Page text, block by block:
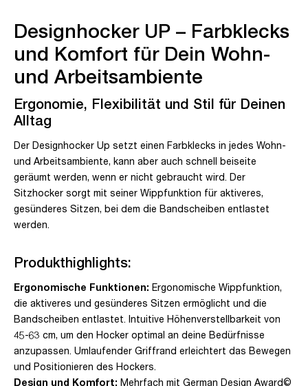
Designhocker UP – Farbklecks
und Komfort für Dein Wohn-
und Arbeitsambiente
Ergonomie, Flexibilität und Stil für Deinen
Alltag
Der Designhocker Up setzt einen Farbklecks in jedes Wohn-
und Arbeitsambiente, kann aber auch schnell beiseite
geräumt werden, wenn er nicht gebraucht wird. Der
Sitzhocker sorgt mit seiner Wippfunktion für aktiveres,
gesünderes Sitzen, bei dem die Bandscheiben entlastet
werden.
Produkthighlights:
Ergonomische Funktionen: Ergonomische Wippfunktion,
die aktiveres und gesünderes Sitzen ermöglicht und die
Bandscheiben entlastet. Intuitive Höhenverstellbarkeit von
45-63 cm, um den Hocker optimal an deine Bedürfnisse
anzupassen. Umlaufender Griffrand erleichtert das Bewegen
und Positionieren des Hockers.
Design und Komfort: Mehrfach mit German Design Award©